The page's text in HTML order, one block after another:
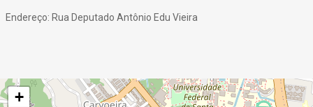
Endereço: Rua Deputado Antônio Edu Vieira
+